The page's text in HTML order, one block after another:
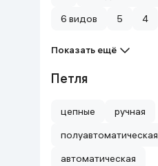
6 видов
5 4
Показать ещё
Петля
цепные
ручная
полуавтоматическая
автоматическая